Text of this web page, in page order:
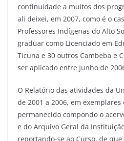
continuidade a muitos dos
ali deixei, em 2007, como é o
Professores Indígenas do Alto
graduar como Licenciado em
Ticuna e 30 outros Cambeba e
ser aplicado entre junho de
O Relatório das atividades da
de 2001 a 2006, em
permanecido compondo o
e do Arquivo Geral da
reportando-se ao Curso, de